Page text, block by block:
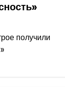
получили